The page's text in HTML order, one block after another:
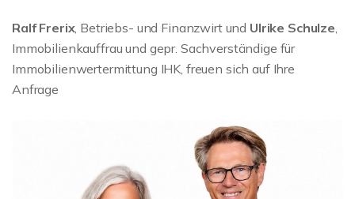
Ralf Frerix, Betriebs- und Finanzwirt und Ulrike Schulze,
Immobilienkauffrau und gepr. Sachverständige für
Immobilienwertermittung IHK, freuen sich auf Ihre
Anfrage